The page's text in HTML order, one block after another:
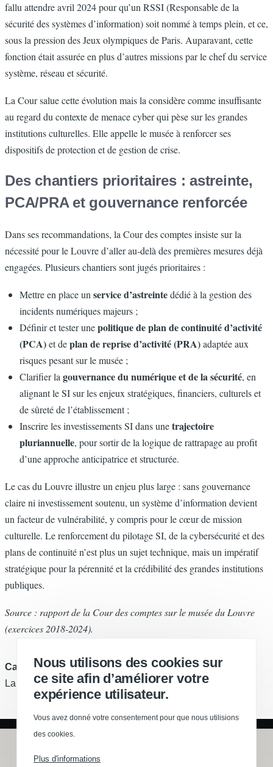
fallu attendre avril 2024 pour qu’un RSSI (Responsable de la
sécurité des systèmes d’information) soit nommé à temps plein, et ce,
sous la pression des Jeux olympiques de Paris. Auparavant, cette
fonction était assurée en plus d’autres missions par le chef du service
système, réseau et sécurité.
La Cour salue cette évolution mais la considère comme insuffisante
au regard du contexte de menace cyber qui pèse sur les grandes
institutions culturelles. Elle appelle le musée à renforcer ses
dispositifs de protection et de gestion de crise.
Des chantiers prioritaires : astreinte,
PCA/PRA et gouvernance renforcée
Dans ses recommandations, la Cour des comptes insiste sur la
nécessité pour le Louvre d’aller au-delà des premières mesures déjà
engagées. Plusieurs chantiers sont jugés prioritaires :
Mettre en place un service d’astreintedédié à la gestion des
incidents numériques majeurs ;
Définir et tester unepolitique de plan de continuité d’activité
(PCA)et deplan de reprise d’activité (PRA)adaptée aux
risques pesant sur le musée ;
Clarifier la gouvernance du numérique et de la sécurité, en
alignant le SI sur les enjeux stratégiques, financiers, culturels et
de sûreté de l’établissement ;
Inscrire les investissements SI dans unetrajectoire
pluriannuelle, pour sortir de la logique de rattrapage au profit
d’une approche anticipatrice et structurée.
Le cas du Louvre illustre un enjeu plus large : sans gouvernance
claire ni investissement soutenu, un système d’information devient
un facteur de vulnérabilité, y compris pour le cœur de mission
culturelle. Le renforcement du pilotage SI, de la cybersécurité et des
plans de continuité n’est plus un sujet technique, mais un impératif
stratégique pour la pérennité et la crédibilité des grandes institutions
publiques.
Source : rapport de la Cour des comptes sur le musée du Louvre
(exercices 2018-2024).
Catégorie
La presse en parle
Nous utilisons des cookies sur
ce site afin d’améliorer votre
expérience utilisateur.
Vous avez donné votre consentement pour que nous utilisions
des cookies.
Plus d'informations